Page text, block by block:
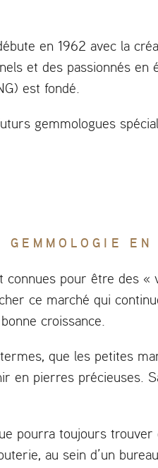
en 1962 avec la
et des passionnés en
est fondé.
gemmologues
EN
connues pour être des
ce marché qui
croissance.
que les petites
en pierres précieuses.
pourra toujours
au sein d’un